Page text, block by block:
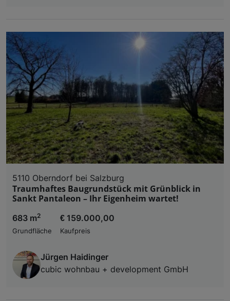
5110 Oberndorf bei Salzburg
Traumhaftes Baugrundstück mit Grünblick in
Sankt Pantaleon – Ihr Eigenheim wartet!
683 m2
Grundfläche
€ 159.000,00
Kaufpreis
Jürgen Haidinger
cubic wohnbau + development GmbH